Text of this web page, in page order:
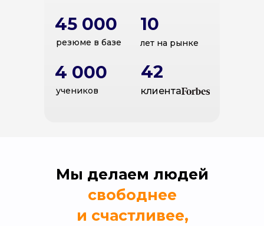
резюме в базе
45 000
учеников
4 000
лет на рынке
10
клиента
42
Мы делаем людей
свободнее
и счастливее,